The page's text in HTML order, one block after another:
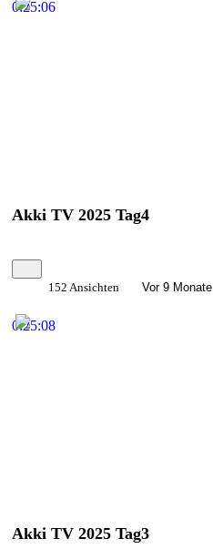
0:25:06
Akki TV 2025 Tag4
152 Ansichten Vor 9 Monate
0:25:08
Akki TV 2025 Tag3